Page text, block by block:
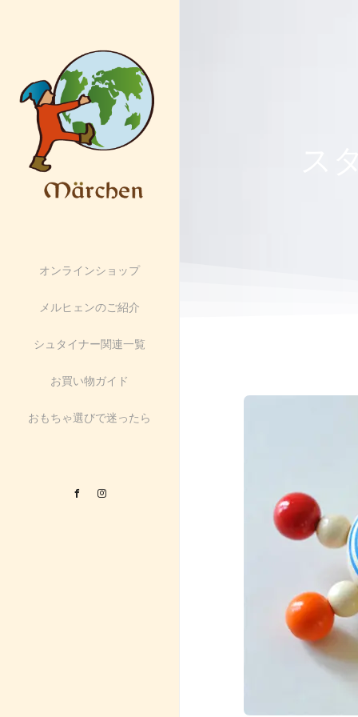
オンラインショップ
メルヒェンのご紹介
シュタイナー関連一覧
お買い物ガイド
おもちゃ選びで迷ったら
Facebook